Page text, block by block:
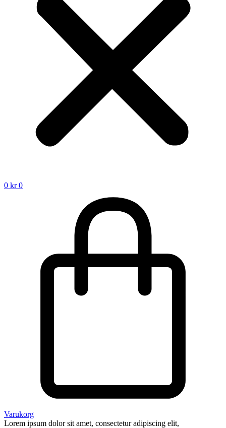
0 kr 0
Varukorg
Lorem ipsum dolor sit amet, consectetur adipiscing elit,